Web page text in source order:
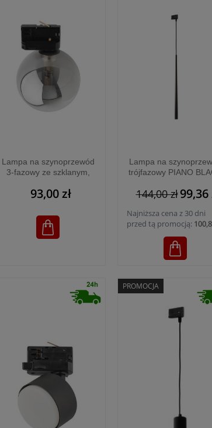
Lampa na szynoprzewód
3-fazowy ze szklanym,
o średnicy 12cm TRACER
93,00 zł
Lampa na
trójfazowy PIANO
144,00 zł99,36
Najniższa cena z 30 dni
przed tą promocją:
PROMOCJA